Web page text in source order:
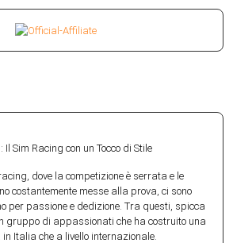
Il Sim Racing con un Tocco di Stile
dove la competizione è serrata e le
costantemente messe alla prova, ci sono
per passione e dedizione. Tra questi, spicca
gruppo di appassionati che ha costruito una
Italia che a livello internazionale.